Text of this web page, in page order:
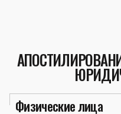
Физические лица